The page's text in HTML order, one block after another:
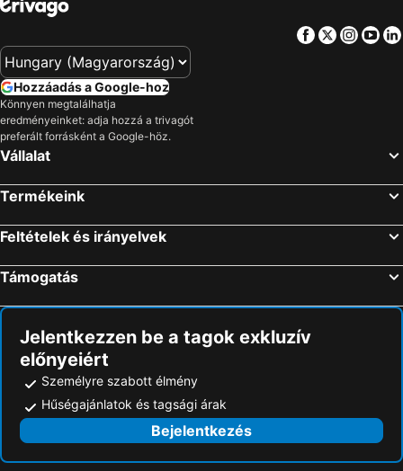
Szállás Verőce
Szállás Kiskunlacháza
Szállás Gyömrő
Szállás Kisoroszi
Szállás Szob
Szállás Telki
Szállás Szigetmonostor
Szállás Budakalász
Szállás Dunaharaszti
Szállás Fót
Szállás Tököl
Szállás Törökbálint
Szállás Szokolya
Facebook
Twitter
Hozzáadás a Google-hoz
Könnyen megtalálhatja
eredményeinket: adja hozzá a trivagót
preferált forrásként a Google-höz.
Vállalat
Termékeink
Feltételek és irányelvek
Támogatás
Jelentkezzen be a tagok exkluzív
előnyeiért
Személyre szabott élmény
Hűségajánlatok és tagsági árak
Bejelentkezés